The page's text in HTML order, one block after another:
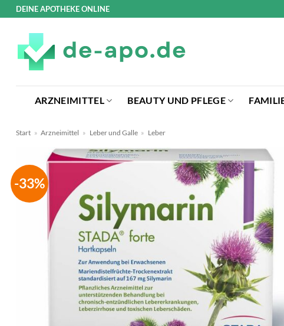
ZumDEINE APOTHEKE ONLINE
ARZNEIMITTEL BEAUTY UND PFLEGE
Start » Arzneimittel » Leber und Galle » Leber
-33%